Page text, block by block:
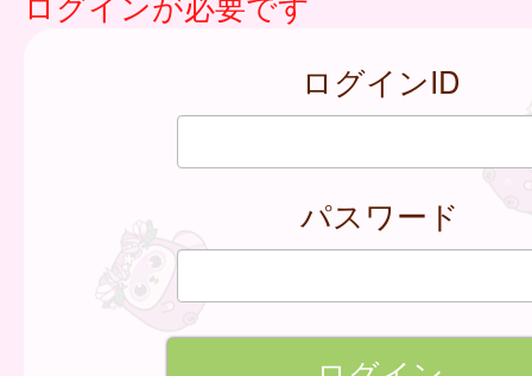
ログインID
パスワード